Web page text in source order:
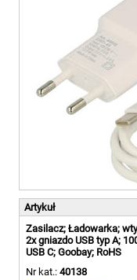
Artykuł
Zasilacz; Ładowarka;
2x gniazdo USB typ A;
USB C; Goobay; RoHS
Nr kat.: 40138